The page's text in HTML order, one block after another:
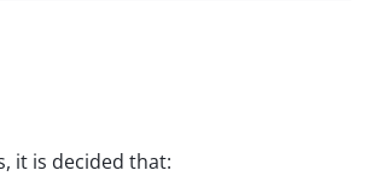
it is decided that: